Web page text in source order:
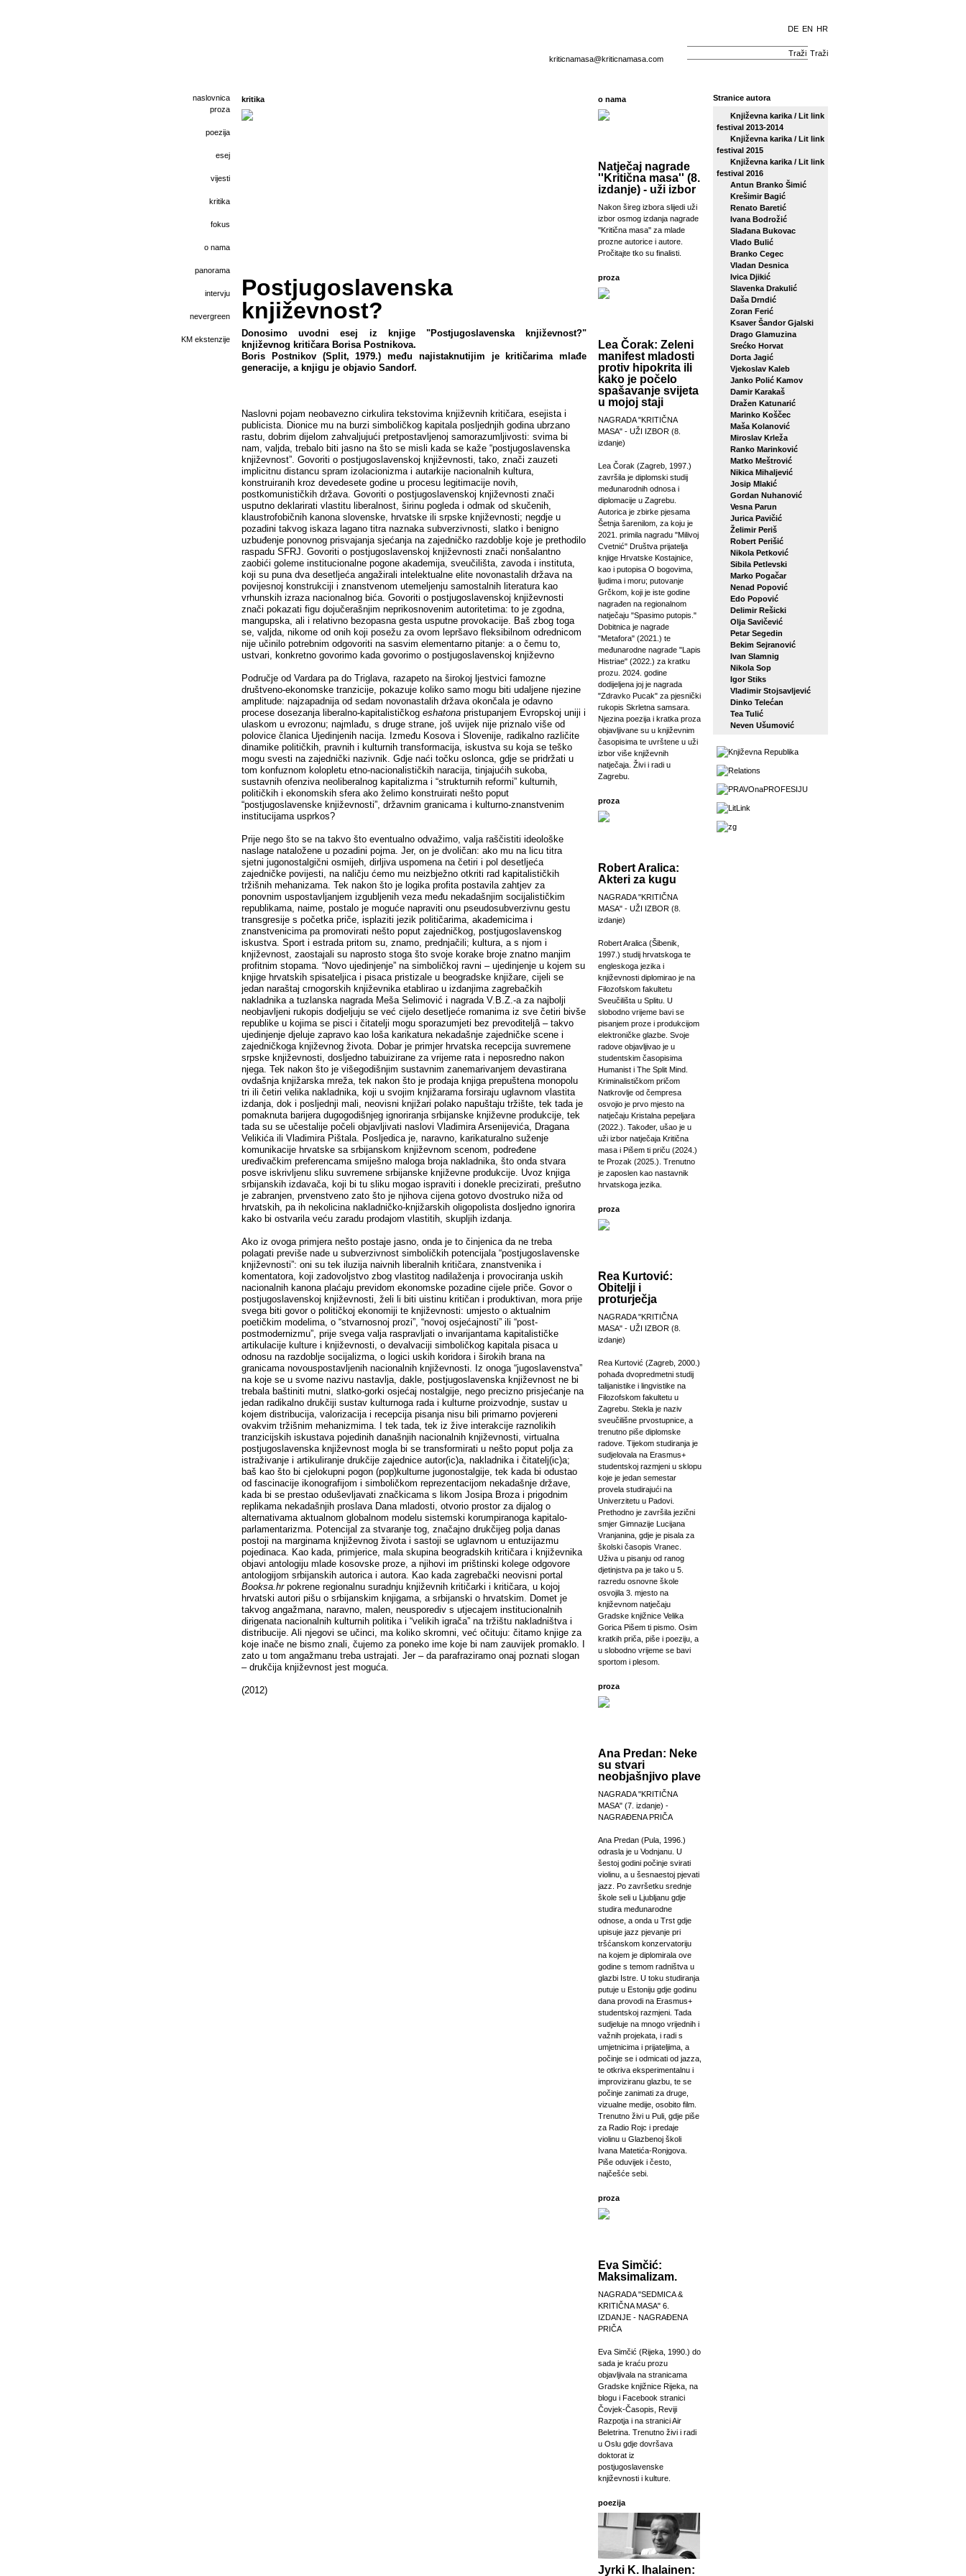
kriticnamasa@kriticnamasa.com
HR
EN
DE
Traži
naslovnica
proza
poezija
esej
vijesti
kritika
fokus
o nama
panorama
intervju
nevergreen
KM ekstenzije
kritika
Postjugoslavenska
književnost?
Donosimo uvodni esej iz knjige "Postjugoslavenska književnost?"
književnog kritičara Borisa Postnikova.
Boris Postnikov (Split, 1979.) među najistaknutijim je kritičarima mlađe
generacije, a knjigu je objavio Sandorf.
Naslovni pojam neobavezno cirkulira tekstovima književnih kritičara, esejista i
publicista. Dionice mu na burzi simboličkog kapitala posljednjih godina ubrzano
rastu, dobrim dijelom zahvaljujući pretpostavljenoj samorazumljivosti: svima bi
nam, valjda, trebalo biti jasno na što se misli kada se kaže “postjugoslavenska
književnost”. Govoriti o postjugoslavenskoj književnosti, tako, znači zauzeti
implicitnu distancu spram izolacionizma i autarkije nacionalnih kultura,
konstruiranih kroz devedesete godine u procesu legitimacije novih,
postkomunističkih država. Govoriti o postjugoslavenskoj književnosti znači
usputno deklarirati vlastitu liberalnost, širinu pogleda i odmak od skučenih,
klaustrofobičnih kanona slovenske, hrvatske ili srpske književnosti; negdje u
pozadini takvog iskaza lagano titra naznaka subverzivnosti, slatko i benigno
uzbuđenje ponovnog prisvajanja sjećanja na zajedničko razdoblje koje je prethodilo
raspadu SFRJ. Govoriti o postjugoslavenskoj književnosti znači nonšalantno
zaobići goleme institucionalne pogone akademija, sveučilišta, zavoda i instituta,
koji su puna dva desetljeća angažirali intelektualne elite novonastalih država na
povijesnoj konstrukciji i znanstvenom utemeljenju samostalnih literatura kao
vrhunskih izraza nacionalnog bića. Govoriti o postjugoslavenskoj književnosti
znači pokazati figu dojučerašnjim neprikosnovenim autoritetima: to je zgodna,
mangupska, ali i relativno bezopasna gesta usputne provokacije. Baš zbog toga
se, valjda, nikome od onih koji posežu za ovom lepršavo fleksibilnom odrednicom
nije učinilo potrebnim odgovoriti na sasvim elementarno pitanje: a o čemu to,
ustvari, konkretno govorimo kada govorimo o postjugoslavenskoj književno
Područje od Vardara pa do Triglava, razapeto na širokoj ljestvici famozne
društveno-ekonomske tranzicije, pokazuje koliko samo mogu biti udaljene njezine
amplitude: najzapadnija od sedam novonastalih država okončala je odavno
procese dosezanja liberalno-kapitalističkog eshatona pristupanjem Evropskoj uniji i
ulaskom u evrozonu; najmlađu, s druge strane, još uvijek nije priznalo više od
polovice članica Ujedinjenih nacija. Između Kosova i Slovenije, radikalno različite
dinamike političkih, pravnih i kulturnih transformacija, iskustva su koja se teško
mogu svesti na zajednički nazivnik. Gdje naći točku oslonca, gdje se pridržati u
tom konfuznom kolopletu etno-nacionalističkih naracija, tinjajućih sukoba,
sustavnih ofenziva neoliberalnog kapitalizma i “strukturnih reformi” kulturnih,
političkih i ekonomskih sfera ako želimo konstruirati nešto poput
“postjugoslavenske književnosti”, državnim granicama i kulturno-znanstvenim
institucijama usprkos?
Prije nego što se na takvo što eventualno odvažimo, valja raščistiti ideološke
naslage nataložene u pozadini pojma. Jer, on je dvoličan: ako mu na licu titra
sjetni jugonostalgični osmijeh, dirljiva uspomena na četiri i pol desetljeća
zajedničke povijesti, na naličju ćemo mu neizbježno otkriti rad kapitalističkih
tržišnih mehanizama. Tek nakon što je logika profita postavila zahtjev za
ponovnim uspostavljanjem izgubljenih veza među nekadašnjim socijalističkim
republikama, naime, postalo je moguće napraviti onu pseudosubverzivnu gestu
transgresije s početka priče, isplaziti jezik političarima, akademicima i
znanstvenicima pa promovirati nešto poput zajedničkog, postjugoslavenskog
iskustva. Sport i estrada pritom su, znamo, prednjačili; kultura, a s njom i
književnost, zaostajali su naprosto stoga što svoje korake broje znatno manjim
profitnim stopama. “Novo ujedinjenje” na simboličkoj ravni – ujedinjenje u kojem su
knjige hrvatskih spisateljica i pisaca pristizale u beogradske knjižare, cijeli se
jedan naraštaj crnogorskih književnika etablirao u izdanjima zagrebačkih
nakladnika a tuzlanska nagrada Meša Selimović i nagrada V.B.Z.-a za najbolji
neobjavljeni rukopis dodjeljuju se već cijelo desetljeće romanima iz sve četiri bivše
republike u kojima se pisci i čitatelji mogu sporazumjeti bez prevoditeljâ – takvo
ujedinjenje djeluje zapravo kao loša karikatura nekadašnje zajedničke scene i
zajedničkoga književnog života. Dobar je primjer hrvatska recepcija suvremene
srpske književnosti, dosljedno tabuizirane za vrijeme rata i neposredno nakon
njega. Tek nakon što je višegodišnjim sustavnim zanemarivanjem devastirana
ovdašnja knjižarska mreža, tek nakon što je prodaja knjiga prepuštena monopolu
tri ili četiri velika nakladnika, koji u svojim knjižarama forsiraju uglavnom vlastita
izdanja, dok i posljednji mali, neovisni knjižari polako napuštaju tržište, tek tada je
pomaknuta barijera dugogodišnjeg ignoriranja srbijanske književne produkcije, tek
tada su se učestalije počeli objavljivati naslovi Vladimira Arsenijevića, Dragana
Velikića ili Vladimira Pištala. Posljedica je, naravno, karikaturalno suženje
komunikacije hrvatske sa srbijanskom književnom scenom, podređene
uređivačkim preferencama smiješno maloga broja nakladnika, što onda stvara
posve iskrivljenu sliku suvremene srbijanske književne produkcije. Uvoz knjiga
srbijanskih izdavača, koji bi tu sliku mogao ispraviti i donekle precizirati, prešutno
je zabranjen, prvenstveno zato što je njihova cijena gotovo dvostruko niža od
hrvatskih, pa ih nekolicina nakladničko-knjižarskih oligopolista dosljedno ignorira
kako bi ostvarila veću zaradu prodajom vlastitih, skupljih izdanja.
Ako iz ovoga primjera nešto postaje jasno, onda je to činjenica da ne treba
polagati previše nade u subverzivnost simboličkih potencijala “postjugoslavenske
književnosti”: oni su tek iluzija naivnih liberalnih kritičara, znanstvenika i
komentatora, koji zadovoljstvo zbog vlastitog nadilaženja i provociranja uskih
nacionalnih kanona plaćaju previdom ekonomske pozadine cijele priče. Govor o
postjugoslavenskoj književnosti, želi li biti uistinu kritičan i produktivan, mora prije
svega biti govor o političkoj ekonomiji te književnosti: umjesto o aktualnim
poetičkim modelima, o “stvarnosnoj prozi”, “novoj osjećajnosti” ili “post-
postmodernizmu”, prije svega valja raspravljati o invarijantama kapitalističke
artikulacije kulture i književnosti, o devalvaciji simboličkog kapitala pisaca u
odnosu na razdoblje socijalizma, o logici uskih koridora i širokih brana na
granicama novouspostavljenih nacionalnih književnosti. Iz onoga “jugoslavenstva”
na koje se u svome nazivu nastavlja, dakle, postjugoslavenska književnost ne bi
trebala baštiniti mutni, slatko-gorki osjećaj nostalgije, nego precizno prisjećanje na
jedan radikalno drukčiji sustav kulturnoga rada i kulturne proizvodnje, sustav u
kojem distribucija, valorizacija i recepcija pisanja nisu bili primarno povjereni
ovakvim tržišnim mehanizmima. I tek tada, tek iz žive interakcije raznolikih
tranzicijskih iskustava pojedinih današnjih nacionalnih književnosti, virtualna
postjugoslavenska književnost mogla bi se transformirati u nešto poput polja za
istraživanje i artikuliranje drukčije zajednice autor(ic)a, nakladnika i čitatelj(ic)a;
baš kao što bi cjelokupni pogon (pop)kulturne jugonostalgije, tek kada bi odustao
od fascinacije ikonografijom i simboličkom reprezentacijom nekadašnje države,
kada bi se prestao oduševljavati značkicama s likom Josipa Broza i prigodnim
replikama nekadašnjih proslava Dana mladosti, otvorio prostor za dijalog o
alternativama aktualnom globalnom modelu sistemski korumpiranoga kapitalo-
parlamentarizma. Potencijal za stvaranje tog, značajno drukčijeg polja danas
postoji na marginama književnog života i sastoji se uglavnom u entuzijazmu
pojedinaca. Kao kada, primjerice, mala skupina beogradskih kritičara i književnika
objavi antologiju mlade kosovske proze, a njihovi im prištinski kolege odgovore
antologijom srbijanskih autorica i autora. Kao kada zagrebački neovisni portal
Booksa.hrpokrene regionalnu suradnju književnih kritičarki i kritičara, u kojoj
hrvatski autori pišu o srbijanskim knjigama, a srbijanski o hrvatskim. Domet je
takvog angažmana, naravno, malen, neusporediv s utjecajem institucionalnih
dirigenata nacionalnih kulturnih politika i “velikih igrača” na tržištu nakladništva i
distribucije. Ali njegovi se učinci, ma koliko skromni, već očituju: čitamo knjige za
koje inače ne bismo znali, čujemo za poneko ime koje bi nam zauvijek promaklo. I
zato u tom angažmanu treba ustrajati. Jer – da parafraziramo onaj poznati slogan
– drukčija književnost jest moguća.
(2012)
o nama
Natječaj nagrade
''Kritična masa'' (8.
izdanje) - uži izbor
Nakon šireg izbora slijedi uži
izbor osmog izdanja nagrade
''Kritična masa'' za mlade
prozne autorice i autore.
Pročitajte tko su finalisti.
proza
Lea Čorak: Zeleni
manifest mladosti
protiv hipokrita ili
kako je počelo
spašavanje svijeta
u mojoj staji
NAGRADA "KRITIČNA
MASA" - UŽI IZBOR (8.
izdanje)
Lea Čorak (Zagreb, 1997.)
završila je diplomski studij
međunarodnih odnosa i
diplomacije u Zagrebu.
Autorica je zbirke pjesama
Šetnja šarenilom, za koju je
2021. primila nagradu "Milivoj
Cvetnić" Društva prijatelja
knjige Hrvatske Kostajnice,
kao i putopisa O bogovima,
ljudima i moru; putovanje
Grčkom, koji je iste godine
nagrađen na regionalnom
natječaju "Spasimo putopis."
Dobitnica je nagrade
"Metafora" (2021.) te
međunarodne nagrade "Lapis
Histriae" (2022.) za kratku
prozu. 2024. godine
dodijeljena joj je nagrada
"Zdravko Pucak" za pjesnički
rukopis Skrletna samsara.
Njezina poezija i kratka proza
objavljivane su u književnim
časopisima te uvrštene u uži
izbor više književnih
natječaja. Živi i radi u
Zagrebu.
proza
Robert Aralica:
Akteri za kugu
NAGRADA "KRITIČNA
MASA" - UŽI IZBOR (8.
izdanje)
Robert Aralica (Šibenik,
1997.) studij hrvatskoga te
engleskoga jezika i
književnosti diplomirao je na
Filozofskom fakultetu
Sveučilišta u Splitu. U
slobodno vrijeme bavi se
pisanjem proze i produkcijom
elektroničke glazbe. Svoje
radove objavljivao je u
studentskim časopisima
Humanist i The Split Mind.
Kriminalističkom pričom
Natkrovlje od čempresa
osvojio je prvo mjesto na
natječaju Kristalna pepeljara
(2022.). Također, ušao je u
uži izbor natječaja Kritična
masa i Pišem ti priču (2024.)
te Prozak (2025.). Trenutno
je zaposlen kao nastavnik
hrvatskoga jezika.
proza
Rea Kurtović:
Obitelji i
proturječja
NAGRADA "KRITIČNA
MASA" - UŽI IZBOR (8.
izdanje)
Rea Kurtović (Zagreb, 2000.)
pohađa dvopredmetni studij
talijanistike i lingvistike na
Filozofskom fakultetu u
Zagrebu. Stekla je naziv
sveučilišne prvostupnice, a
trenutno piše diplomske
radove. Tijekom studiranja je
sudjelovala na Erasmus+
studentskoj razmjeni u sklopu
koje je jedan semestar
provela studirajući na
Univerzitetu u Padovi.
Prethodno je završila jezični
smjer Gimnazije Lucijana
Vranjanina, gdje je pisala za
školski časopis Vranec.
Uživa u pisanju od ranog
djetinjstva pa je tako u 5.
razredu osnovne škole
osvojila 3. mjesto na
književnom natječaju
Gradske knjižnice Velika
Gorica Pišem ti pismo. Osim
kratkih priča, piše i poeziju, a
u slobodno vrijeme se bavi
sportom i plesom.
proza
Ana Predan: Neke
su stvari
neobjašnjivo plave
NAGRADA "KRITIČNA
MASA" (7. izdanje) -
NAGRAĐENA PRIČA
Ana Predan (Pula, 1996.)
odrasla je u Vodnjanu. U
šestoj godini počinje svirati
violinu, a u šesnaestoj pjevati
jazz. Po završetku srednje
škole seli u Ljubljanu gdje
studira međunarodne
odnose, a onda u Trst gdje
upisuje jazz pjevanje pri
tršćanskom konzervatoriju
na kojem je diplomirala ove
godine s temom radništva u
glazbi Istre. U toku studiranja
putuje u Estoniju gdje godinu
dana provodi na Erasmus+
studentskoj razmjeni. Tada
sudjeluje na mnogo vrijednih i
važnih projekata, i radi s
umjetnicima i prijateljima, a
počinje se i odmicati od jazza,
te otkriva eksperimentalnu i
improviziranu glazbu, te se
počinje zanimati za druge,
vizualne medije, osobito film.
Trenutno živi u Puli, gdje piše
za Radio Rojc i predaje
violinu u Glazbenoj školi
Ivana Matetića-Ronjgova.
Piše oduvijek i često,
najčešće sebi.
proza
Eva Simčić:
Maksimalizam.
NAGRADA "SEDMICA &
KRITIČNA MASA" 6.
IZDANJE - NAGRAĐENA
PRIČA
Eva Simčić (Rijeka, 1990.) do
sada je kraću prozu
objavljivala na stranicama
Gradske knjižnice Rijeka, na
blogu i Facebook stranici
Čovjek-Časopis, Reviji
Razpotja i na stranici Air
Beletrina. Trenutno živi i radi
u Oslu gdje dovršava
doktorat iz
postjugoslavenske
književnosti i kulture.
poezija
Jyrki K. Ihalainen:
Stranice autora
Književna karika / Lit link
festival 2013-2014
Književna karika / Lit link
festival 2015
Književna karika / Lit link
festival 2016
Antun Branko Šimić
Krešimir Bagić
Renato Baretić
Ivana Bodrožić
Slađana Bukovac
Vlado Bulić
Branko Cegec
Vladan Desnica
Ivica Djikić
Slavenka Drakulić
Daša Drndić
Zoran Ferić
Ksaver Šandor Gjalski
Drago Glamuzina
Srećko Horvat
Dorta Jagić
Vjekoslav Kaleb
Janko Polić Kamov
Damir Karakaš
Dražen Katunarić
Marinko Koščec
Maša Kolanović
Miroslav Krleža
Ranko Marinković
Matko Meštrović
Nikica Mihaljević
Josip Mlakić
Gordan Nuhanović
Vesna Parun
Jurica Pavičić
Želimir Periš
Robert Perišić
Nikola Petković
Sibila Petlevski
Marko Pogačar
Nenad Popović
Edo Popović
Delimir Rešicki
Olja Savičević
Petar Segedin
Bekim Sejranović
Ivan Slamnig
Nikola Sop
Igor Stiks
Vladimir Stojsavljević
Dinko Telećan
Tea Tulić
Neven Ušumović